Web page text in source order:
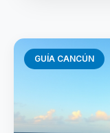
GUÍA CANCÚN